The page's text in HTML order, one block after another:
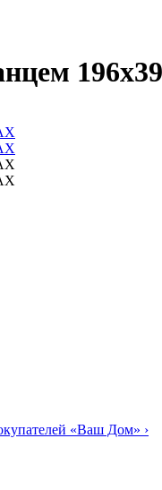
«Ваш Дом» ›